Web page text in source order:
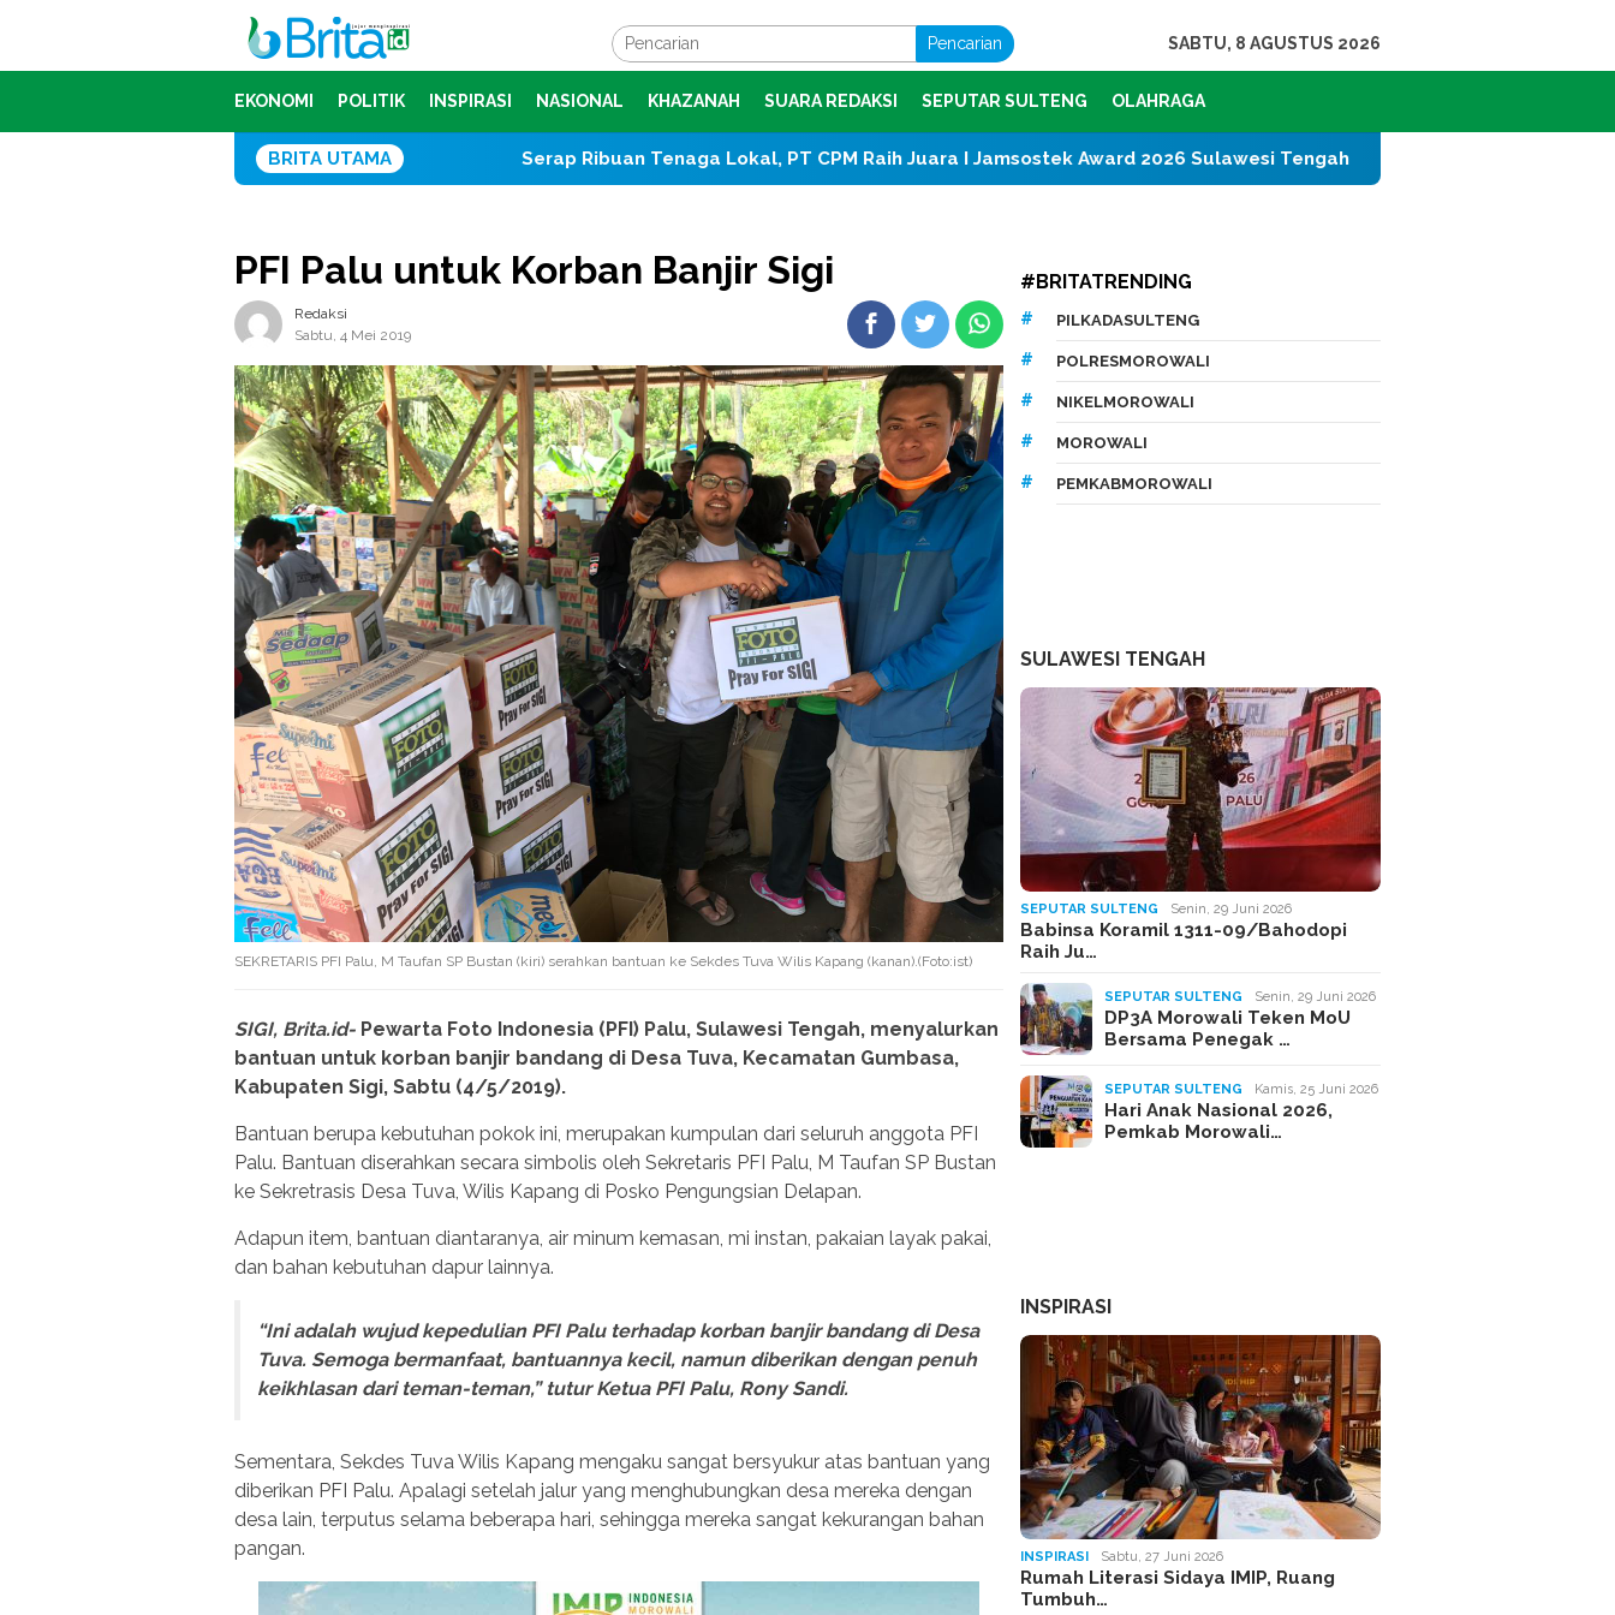
Pencarian SABTU, 8 AGUSTUS 2026
EKONOMI POLITIK INSPIRASI NASIONAL KHAZANAH SUARA REDAKSI SEPUTAR SULTENG OLAHRAGA
BRITA UTAMASerap Ribuan Tenaga Lokal, PT CPM Raih Juara I Jamsostek Award 2026 Sulawesi Tengah PT IMIP dan Dinas Pendidikan
PFI Palu untuk Korban Banjir Sigi
Redaksi
Sabtu, 4 Mei 2019
SEKRETARIS PFI Palu, M Taufan SP Bustan (kiri) serahkan bantuan ke Sekdes Tuva Wilis Kapang (kanan).(Foto:ist)
SIGI, Brita.id- Pewarta Foto Indonesia (PFI) Palu, Sulawesi Tengah, menyalurkan
bantuan untuk korban banjir bandang di Desa Tuva, Kecamatan Gumbasa,
Kabupaten Sigi, Sabtu (4/5/2019).
Bantuan berupa kebutuhan pokok ini, merupakan kumpulan dari seluruh anggota PFI
Palu. Bantuan diserahkan secara simbolis oleh Sekretaris PFI Palu, M Taufan SP Bustan
ke Sekretrasis Desa Tuva, Wilis Kapang di Posko Pengungsian Delapan.
Adapun item, bantuan diantaranya, air minum kemasan, mi instan, pakaian layak pakai,
dan bahan kebutuhan dapur lainnya.
“Ini adalah wujud kepedulian PFI Palu terhadap korban banjir bandang di Desa
Tuva. Semoga bermanfaat, bantuannya kecil, namun diberikan dengan penuh
keikhlasan dari teman-teman,” tutur Ketua PFI Palu, Rony Sandi.
Sementara, Sekdes Tuva Wilis Kapang mengaku sangat bersyukur atas bantuan yang
diberikan PFI Palu. Apalagi setelah jalur yang menghubungkan desa mereka dengan
desa lain, terputus selama beberapa hari, sehingga mereka sangat kekurangan bahan
pangan.
#BRITATRENDING
PILKADASULTENG
POLRESMOROWALI
NIKELMOROWALI
MOROWALI
PEMKABMOROWALI
SULAWESI TENGAH
SEPUTAR SULTENG Senin, 29 Juni 2026
Babinsa Koramil 1311-09/Bahodopi
Raih Ju…
SEPUTAR SULTENG Senin, 29 Juni 2026
DP3A Morowali Teken MoU
Bersama Penegak …
SEPUTAR SULTENG Kamis, 25 Juni 2026
Hari Anak Nasional 2026,
Pemkab Morowali…
INSPIRASI
INSPIRASI Sabtu, 27 Juni 2026
Rumah Literasi Sidaya IMIP, Ruang
Tumbuh…